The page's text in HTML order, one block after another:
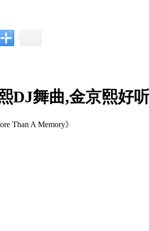
DJ舞曲,金京熙好
Than A Memory》